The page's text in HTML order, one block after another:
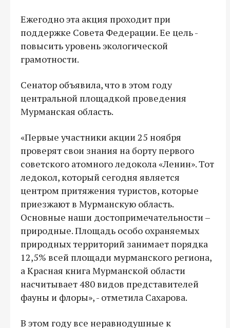
Ежегодно эта акция проходит при
поддержке Совета Федерации. Ее цель -
повысить уровень экологической
грамотности.
Сенатор объявила, что в этом году
центральной площадкой проведения
Мурманская область.
«Первые участники акции 25 ноября
проверят свои знания на борту первого
советского атомного ледокола «Ленин». Тот
ледокол, который сегодня является
центром притяжения туристов, которые
приезжают в Мурманскую область.
Основные наши достопримечательности –
природные. Площадь особо охраняемых
природных территорий занимает порядка
12,5% всей площади мурманского региона,
а Красная книга Мурманской области
насчитывает 480 видов представителей
фауны и флоры», - отметила Сахарова.
В этом году все неравнодушные к